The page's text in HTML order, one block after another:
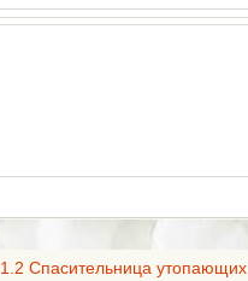
1.2 Спасительница утопающих